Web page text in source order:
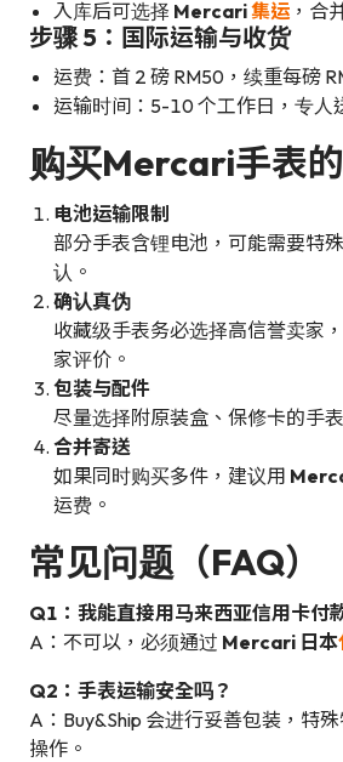
入库后可选择 Mercari集运 ，合
步骤 5：国际运输与收货
运费：首 2 磅 RM50，续重每磅
运输时间：5-10 个工作日，专人
购买Mercari手表
电池运输限制
部分手表含锂电池，可能需要特
认。
确认真伪
收藏级手表务必选择高信誉卖家
家评价。
包装与配件
尽量选择附原装盒、保修卡的手
合并寄送
如果同时购买多件，建议用
运费。
常见问题（FAQ）
Q1：我能直接用马来西亚信用卡付
A：不可以，必须通过 Mercari 日本
Q2：手表运输安全吗？
A：Buy&Ship 会进行妥善包装，特
操作。